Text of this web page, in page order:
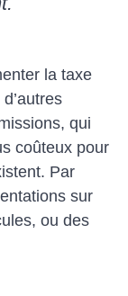
la taxe
qui
coûteux pour
Par
sur
ou des